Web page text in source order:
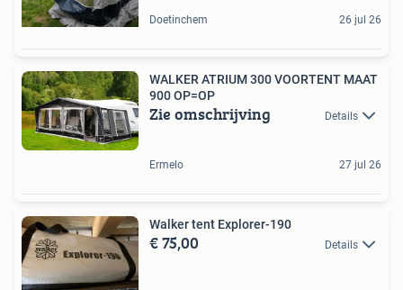
Doetinchem 26 jul 26
WALKER ATRIUM 300 VOORTENT MAAT
900 OP=OP
Zie omschrijving Details
Ermelo 27 jul 26
Walker tent Explorer-190
€ 75,00 Details